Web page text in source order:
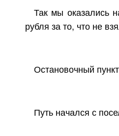
Так мы оказались
рубля за то, что не
Остановочный
Путь начался с